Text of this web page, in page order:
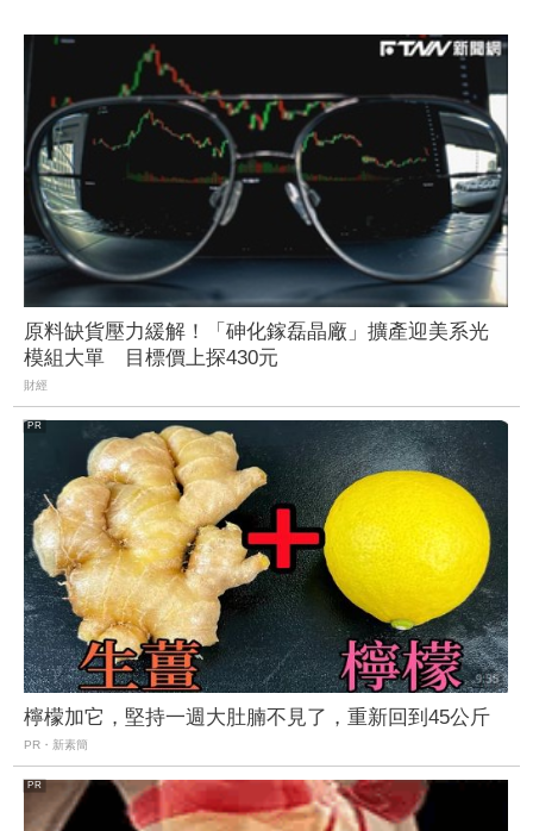
原料缺貨壓力緩解！「砷化鎵磊晶廠」擴產迎美系光
模組大單 目標價上探430元
財經
檸檬加它，堅持一週大肚腩不見了，重新回到45公斤
PR・新素簡